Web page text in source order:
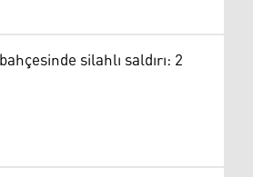
silahlı saldırı: 2